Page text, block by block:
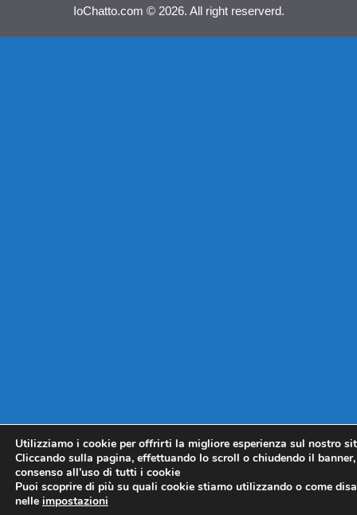
IoChatto.com © 2026. All right reserverd.
Utilizziamo i cookie per offrirti la migliore esperienza sul nostro
Cliccando sulla pagina, effettuando lo scroll o chiudendo il
consenso all’uso di tutti i cookie
Puoi scoprire di più su quali cookie stiamo utilizzando o come
nelle impostazioni